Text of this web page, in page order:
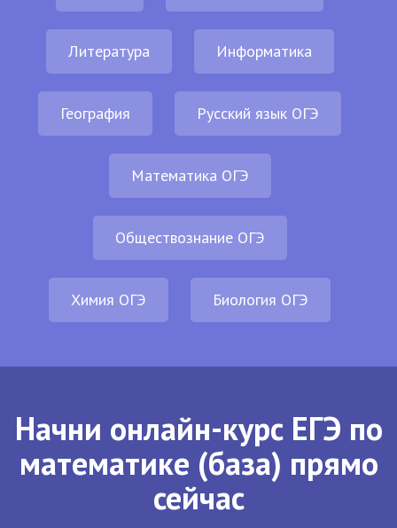
Литература Информатика
География Русский язык ОГЭ
Математика ОГЭ
Обществознание ОГЭ
Химия ОГЭ Биология ОГЭ
Начни онлайн-курс ЕГЭ по
математике (база) прямо
сейчас